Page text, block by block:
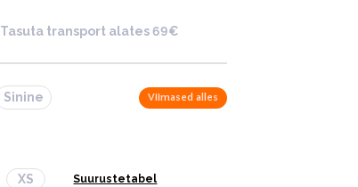
Tasuta transport alates 69€
Sinine Viimased alles
XS Suurustetabel